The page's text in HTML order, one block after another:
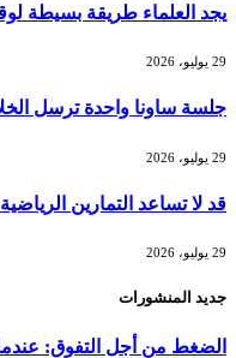
يجد العلماء طريقة بسيطة
29 يوليو، 2026
جلسة ساونا واحدة ترسل
29 يوليو، 2026
قد لا تساعد التمارين
29 يوليو، 2026
جديد المنشورات
الضغط من أجل التفوق: عندما